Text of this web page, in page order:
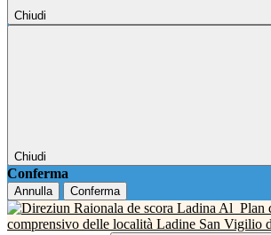
Chiudi
Chiudi
Conferma
Annulla Conferma